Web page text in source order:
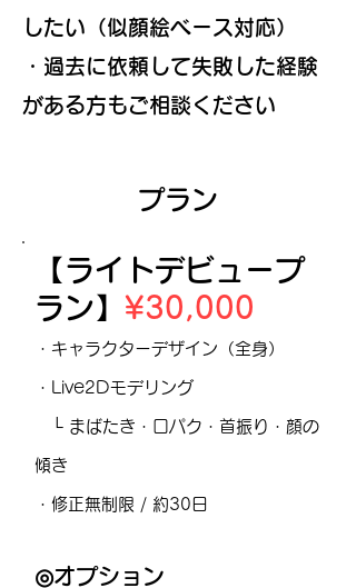
したい（似顔絵ベース対応）
・過去に依頼して失敗した経験
がある方もご相談ください
プラン
【ライトデビュープ
ラン】 ¥30,000
・キャラクターデザイン（全身）
・Live2Dモデリング
└ まばたき・口パク・首振り・顔の
傾き
・修正無制限 / 約30日
◎オプション